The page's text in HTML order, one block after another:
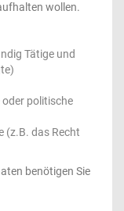
wollen.
Tätige und
politische
(z.B. das Recht
benötigen Sie